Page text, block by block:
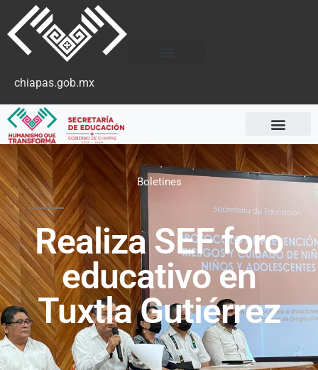
chiapas.gob.mx
Boletines
Realiza SEF foro
educativo en
Tuxtla Gutiérrez